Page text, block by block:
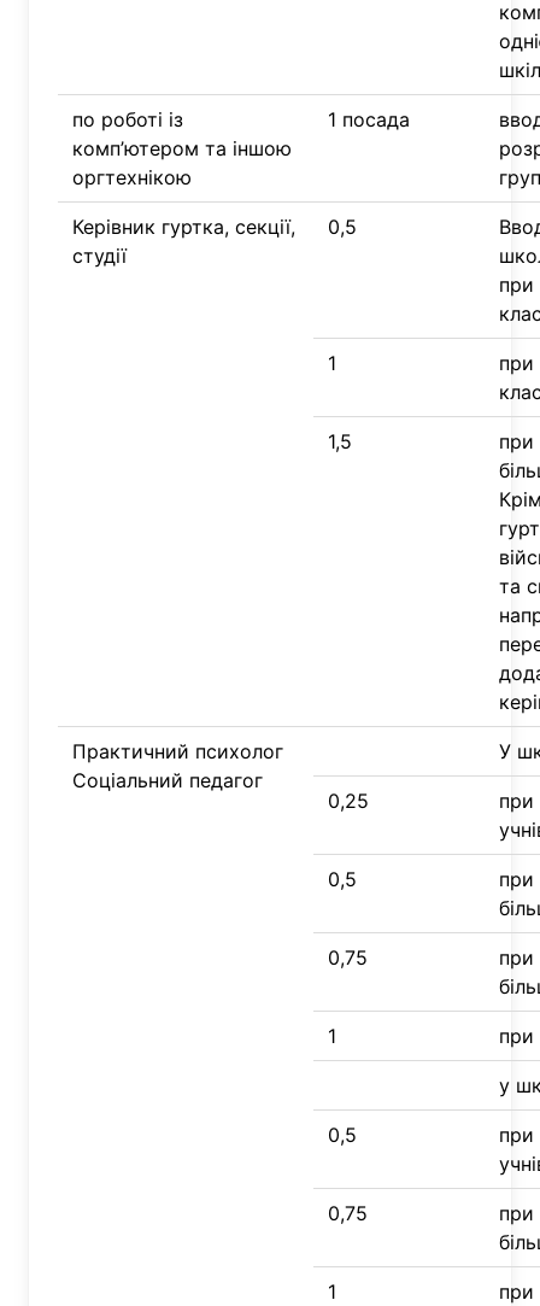
шкіл
по роботі із
комп’ютером та іншою
оргтехнікою
1 посада
Керівник гуртка, секції,
студії
0,5
при
1
при
1,5
при
та
Практичний психолог
Соціальний педагог
У
0,25
при
0,5
при
0,75
при
1 при
у
0,5
при
0,75
при
1 при